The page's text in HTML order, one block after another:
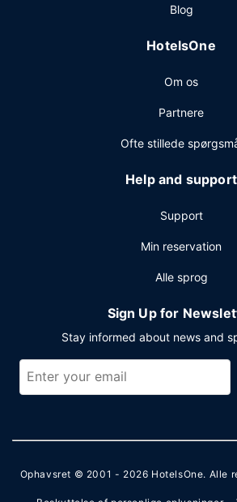
Planlægger du et arrangement i
bestående af et konferencecenter og et
Blog
HotelsOne
Om os
Partnere
Ofte stillede
Help and support
Support
Min reservation
Alle sprog
Sign Up for
Stay informed about news and
Ophavsret © 2001 - 2026 HotelsOne. Alle